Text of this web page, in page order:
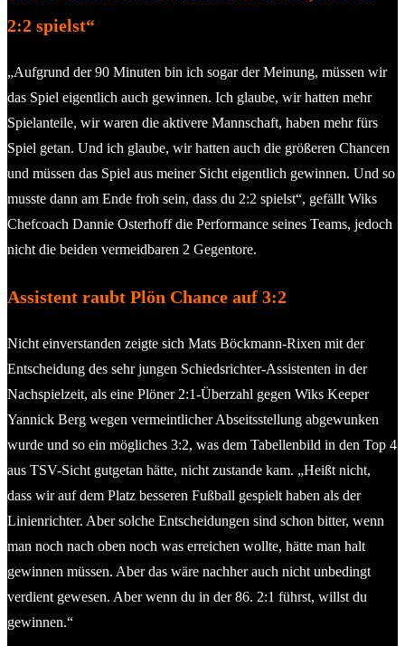
2:2 spielst“
„Aufgrund der 90 Minuten bin ich sogar der Meinung, müssen wir
das Spiel eigentlich auch gewinnen. Ich glaube, wir hatten mehr
Spielanteile, wir waren die aktivere Mannschaft, haben mehr fürs
Spiel getan. Und ich glaube, wir hatten auch die größeren Chancen
und müssen das Spiel aus meiner Sicht eigentlich gewinnen. Und so
musste dann am Ende froh sein, dass du 2:2 spielst“, gefällt Wiks
Chefcoach Dannie Osterhoff die Performance seines Teams, jedoch
nicht die beiden vermeidbaren 2 Gegentore.
Assistent raubt Plön Chance auf 3:2
Nicht einverstanden zeigte sich Mats Böckmann-Rixen mit der
Entscheidung des sehr jungen Schiedsrichter-Assistenten in der
Nachspielzeit, als eine Plöner 2:1-Überzahl gegen Wiks Keeper
Yannick Berg wegen vermeintlicher Abseitsstellung abgewunken
wurde und so ein mögliches 3:2, was dem Tabellenbild in den Top 4
aus TSV-Sicht gutgetan hätte, nicht zustande kam. „Heißt nicht,
dass wir auf dem Platz besseren Fußball gespielt haben als der
Linienrichter. Aber solche Entscheidungen sind schon bitter, wenn
man noch nach oben noch was erreichen wollte, hätte man halt
gewinnen müssen. Aber das wäre nachher auch nicht unbedingt
verdient gewesen. Aber wenn du in der 86. 2:1 führst, willst du
gewinnen.“